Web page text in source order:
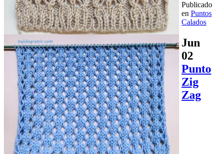
Publicado
en Puntos
Calados
Jun
02
Punto
Zig
Zag